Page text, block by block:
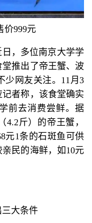
价999元
，多位南京大学学
推出了帝王蟹、波
少网友关注。11月3
者称，该食堂确实
前去消费尝鲜。据
4.2斤）的帝王蟹，
元1条的石斑鱼可供
民的海鲜，如10元
大条件